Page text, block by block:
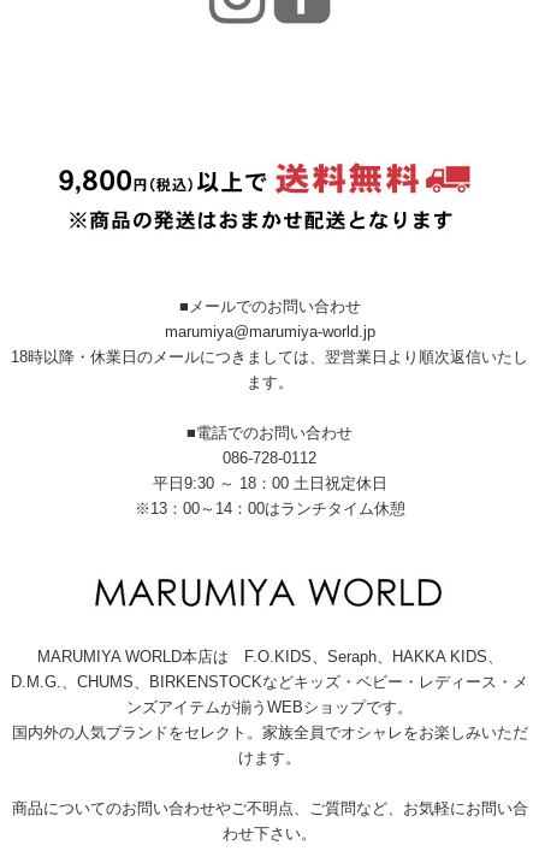
■メールでのお問い合わせ
marumiya@marumiya-world.jp
18時以降・休業日のメールにつきましては、翌営業日より順次返信いたし
ます。
■電話でのお問い合わせ
086-728-0112
平日9:30 ～ 18：00 土日祝定休日
※13：00～14：00はランチタイム休憩
MARUMIYA WORLD本店は F.O.KIDS、Seraph、HAKKA KIDS、
D.M.G.、CHUMS、BIRKENSTOCKなどキッズ・ベビー・レディース・メ
ンズアイテムが揃うWEBショップです。
国内外の人気ブランドをセレクト。家族全員でオシャレをお楽しみいただ
けます。
商品についてのお問い合わせやご不明点、ご質問など、お気軽にお問い合
わせ下さい。